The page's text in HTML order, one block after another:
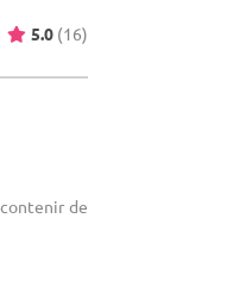
5.0 (16)
de